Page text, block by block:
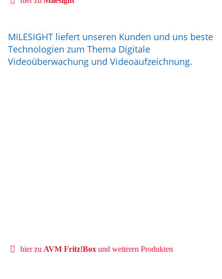
MILESIGHT liefert unseren Kunden und uns beste
Technologien zum Thema Digitale
Videoüberwachung und Videoaufzeichnung.
hier zu AVM Fritz!Boxund weiteren Produkten